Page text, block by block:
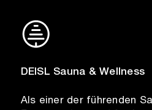
DEISL Sauna & Wellness
Als einer der führenden